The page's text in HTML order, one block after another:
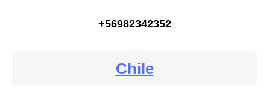
+56982342352
Chile